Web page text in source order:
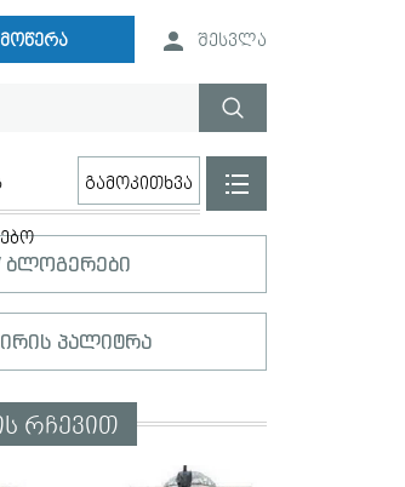
შესვლა
გამოკითხვა
პალიტრა
რჩევით